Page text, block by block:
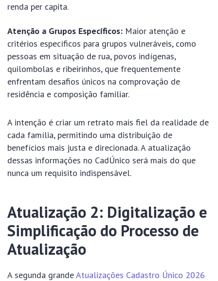
renda per capita.
Atenção a Grupos Específicos: Maior atenção e
critérios específicos para grupos vulneráveis, como
pessoas em situação de rua, povos indígenas,
quilombolas e ribeirinhos, que frequentemente
enfrentam desafios únicos na comprovação de
residência e composição familiar.
A intenção é criar um retrato mais fiel da realidade de
cada família, permitindo uma distribuição de
benefícios mais justa e direcionada. A atualização
dessas informações no CadÚnico será mais do que
nunca um requisito indispensável.
Atualização 2: Digitalização e
Simplificação do Processo de
Atualização
A segunda grandeAtualizações Cadastro Único 2026